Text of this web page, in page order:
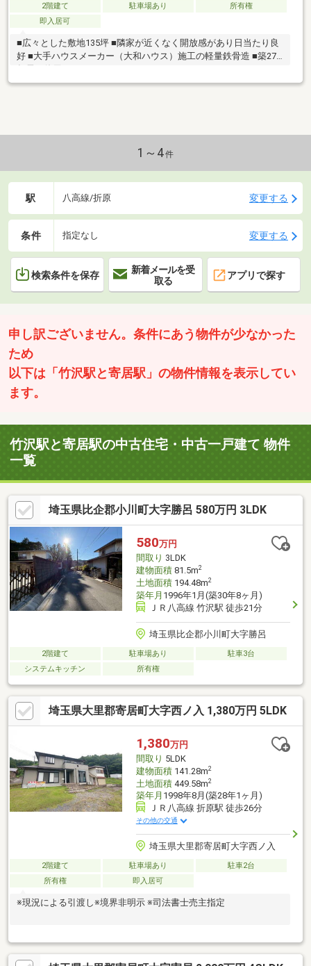
2階建て 駐車場あり
所有権
即入居可
■広々とした敷地135坪 ■隣家が近くなく開放感があり日当たり良
好 ■大手ハウスメーカー（大和ハウス）施工の軽量鉄骨造 ■築27
1～4件
駅 八高線/折原 変更する
条件 指定なし 変更する
検索条件を保存
新着メールを受
取る
アプリで探す
申し訳ございません。条件にあう物件が少なかった
ため
以下は「竹沢駅と寄居駅」の物件情報を表示してい
ます。
竹沢駅と寄居駅の中古住宅・中古一戸建て 物件
一覧
埼玉県比企郡小川町大字勝呂 580万円 3LDK
580万円
間取り 3LDK
建物面積81.5m2
土地面積194.48m2
築年月 1996年1月(築30年8ヶ月)
ＪＲ八高線 竹沢駅 徒歩21分
埼玉県比企郡小川町大字勝呂
2階建て 駐車場あり
駐車3台
システムキッチン
所有権
埼玉県大里郡寄居町大字西ノ入 1,380万円 5LDK
1,380万円
間取り 5LDK
建物面積141.28m2
土地面積449.58m2
築年月 1998年8月(築28年1ヶ月)
ＪＲ八高線 折原駅 徒歩26分
その他の交通
埼玉県大里郡寄居町大字西ノ入
2階建て 駐車場あり
駐車2台
所有権
即入居可
※現況による引渡し※境界非明示 ※司法書士売主指定